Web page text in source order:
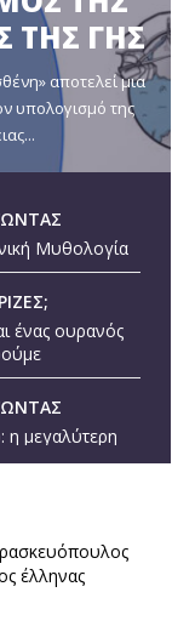
ΤΗΣ ΓΗΣ
αποτελεί μια
υπολογισμό της
Μυθολογία
ένας ουρανός
η μεγαλύτερη
έλληνας